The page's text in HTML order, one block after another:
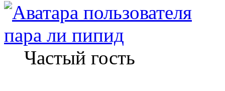
пара ли пипид
Частый гость